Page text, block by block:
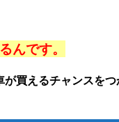
んです。
が買えるチャンスをつ